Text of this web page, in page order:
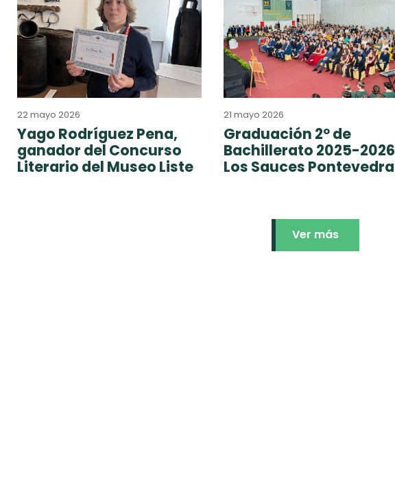
22 mayo 2026
Yago Rodríguez Pena,
ganador del Concurso
Literario del Museo Liste
21 mayo 2026
Graduación 2º de
Bachillerato 2025-2026
Los Sauces Pontevedra
Ver más